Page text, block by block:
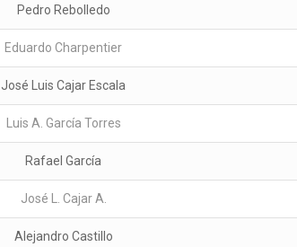
Pedro Rebolledo
Eduardo Charpentier
José Luis Cajar Escala
Luis A. García Torres
Rafael García
José L. Cajar A.
Alejandro Castillo